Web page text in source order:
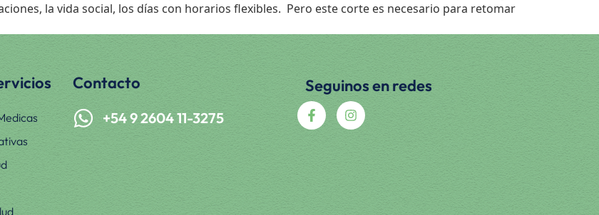
la vida social, los días con horarios flexibles. Pero este corte es necesario para retomar
Contacto
+54 9 2604 11-3275
Seguinos en redes